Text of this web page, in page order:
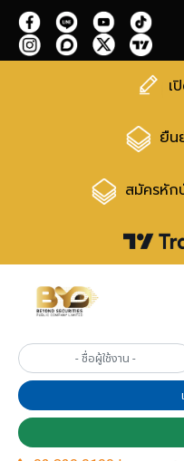
เ
ยืน
สมัครหั